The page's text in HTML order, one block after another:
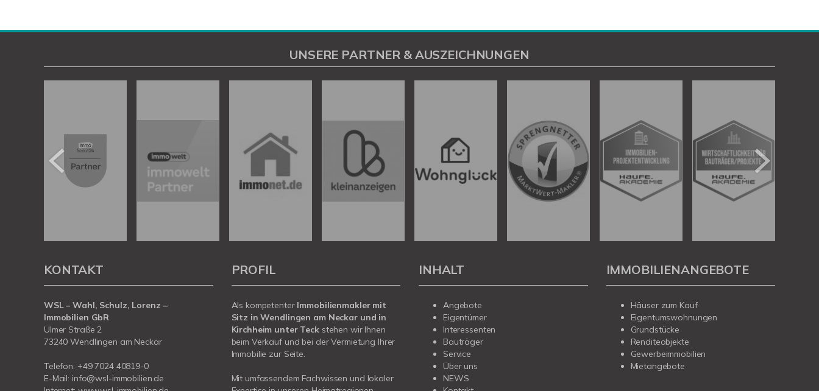
UNSERE PARTNER & AUSZEICHNUNGEN
KONTAKT
WSL – Wahl, Schulz, Lorenz –
Immobilien GbR
Ulmer Straße 2
73240 Wendlingen am Neckar
Telefon: +49 7024 40819-0
E-Mail: info@wsl-immobilien.de
PROFIL
Als kompetenter Immobilienmakler mit
Sitz in Wendlingen am Neckar und in
Kirchheim unter Teck stehen wir Ihnen
beim Verkauf und bei der Vermietung Ihrer
Immobilie zur Seite.
Mit umfassendem Fachwissen und lokaler
INHALT
Angebote
Eigentümer
Interessenten
Bauträger
Service
Über uns
NEWS
IMMOBILIENANGEBOTE
Häuser zum Kauf
Eigentumswohnungen
Grundstücke
Renditeobjekte
Gewerbeimmobilien
Mietangebote